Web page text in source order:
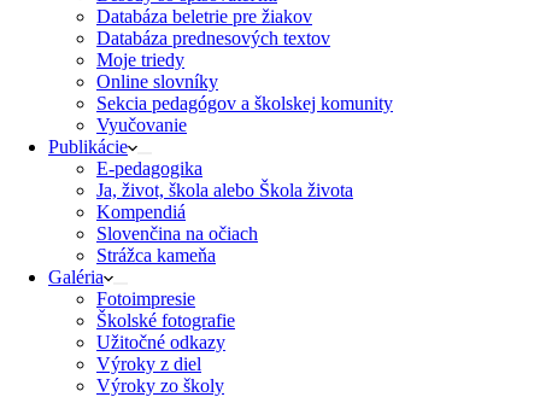
Databáza beletrie pre žiakov
Databáza prednesových textov
Moje triedy
Online slovníky
Sekcia pedagógov a školskej komunity
Vyučovanie
Publikácie
E-pedagogika
Ja, život, škola alebo Škola života
Kompendiá
Slovenčina na očiach
Strážca kameňa
Galéria
Fotoimpresie
Školské fotografie
Užitočné odkazy
Výroky z diel
Výroky zo školy